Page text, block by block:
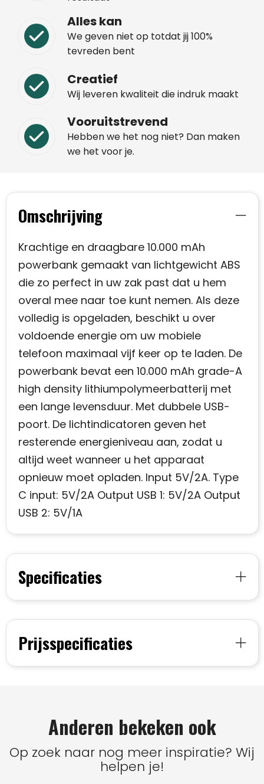
Alles kan
We geven niet op totdat jij 100%
tevreden bent
Creatief
Wij leveren kwaliteit die indruk maakt
Vooruitstrevend
Hebben we het nog niet? Dan maken
we het voor je.
Omschrijving
Krachtige en draagbare 10.000 mAh
powerbank gemaakt van lichtgewicht ABS
die zo perfect in uw zak past dat u hem
overal mee naar toe kunt nemen. Als deze
volledig is opgeladen, beschikt u over
voldoende energie om uw mobiele
telefoon maximaal vijf keer op te laden. De
powerbank bevat een 10.000 mAh grade-A
high density lithiumpolymeerbatterij met
een lange levensduur. Met dubbele USB-
poort. De lichtindicatoren geven het
resterende energieniveau aan, zodat u
altijd weet wanneer u het apparaat
opnieuw moet opladen. Input 5V/2A. Type
C input: 5V/2A Output USB 1: 5V/2A Output
USB 2: 5V/1A
Specificaties
Prijsspecificaties
Anderen bekeken ook
Op zoek naar nog meer inspiratie? Wij
helpen je!